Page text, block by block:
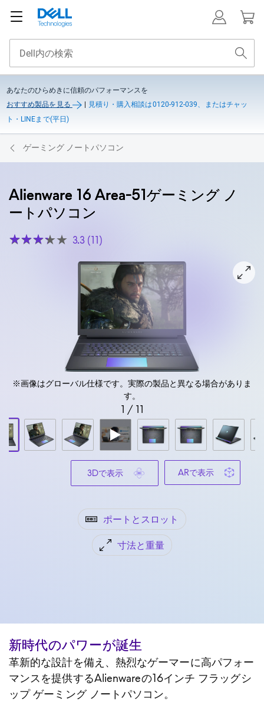
あなたのひらめきに信頼のパフォーマンスを
おすすめ製品を見る
見積り・購入相談は0120-912-039、またはチャッ
ト・LINEまで(平日)
ゲーミング ノートパソコン
Alienware 16 Area-51ゲーミング ノ
ートパソコン
3.3 (11)
View 前面 Alienware 18 Area-51ゲーミング ノートパソコン
ポートとスロット
寸法と重量
※画像はグローバル仕様です。実際の製品と異なる場合がありま
す。
1 / 11
3Dで表示 ARで表示
新時代のパワーが誕生
革新的な設計を備え、熱烈なゲーマーに高パフォー
マンスを提供するAlienwareの16インチ フラッグシ
ップ ゲーミング ノートパソコン。